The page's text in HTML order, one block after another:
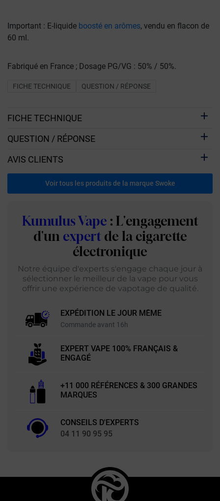
Important : E-liquide boosté en arômes, vendu en flacon de
60 ml.
Fabriqué en France ; Dosage PG/VG : 50% / 50%.
FICHE TECHNIQUE QUESTION / RÉPONSE
FICHE TECHNIQUE
QUESTION / RÉPONSE
AVIS CLIENTS
Voir tous les produits de la marque Swoke
Kumulus Vape : L'engagement
d'un expert de la cigarette
électronique
Notre équipe d'experts s'engage chaque jour à
sélectionner le meilleur de la vape pour vous
offrir une expérience de vapotage de qualité.
EXPÉDITION LE JOUR MÊME
Commande avant 16h
EXPERT VAPE 100% FRANÇAIS &
ENGAGÉ
+11 000 RÉFÉRENCES & 300 GRANDES
MARQUES
CONSEILS D'EXPERTS
04 11 90 95 95